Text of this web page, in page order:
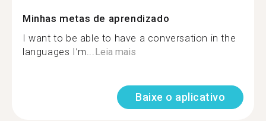
Minhas metas de aprendizado
I want to be able to have a conversation in the
languages I’m...Leia mais
Baixe o aplicativo